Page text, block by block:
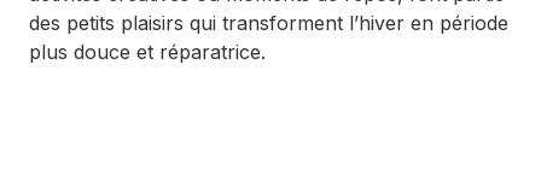
des petits plaisirs qui transforment l’hiver en période
plus douce et réparatrice.